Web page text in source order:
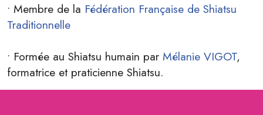
• Membre de la Fédération Française de Shiatsu
Traditionnelle
• Formée au Shiatsu humain par Mélanie VIGOT,
formatrice et praticienne Shiatsu.